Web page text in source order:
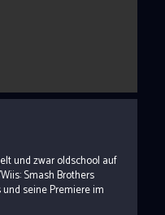
und zwar oldschool auf
Smash Brothers
seine Premiere im